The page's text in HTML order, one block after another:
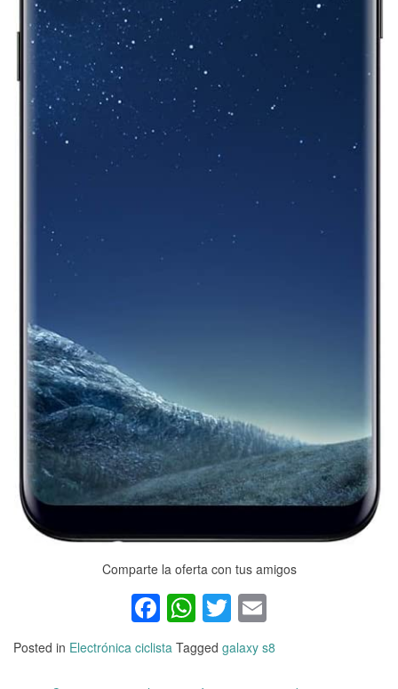
Comparte la oferta con tus amigos
Facebook
WhatsApp
Twitter
Posted in Electrónica ciclista Tagged galaxy s8